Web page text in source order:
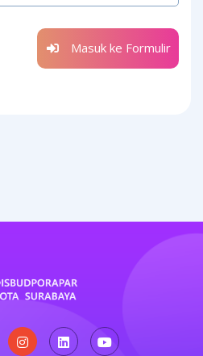
Masuk ke Formulir